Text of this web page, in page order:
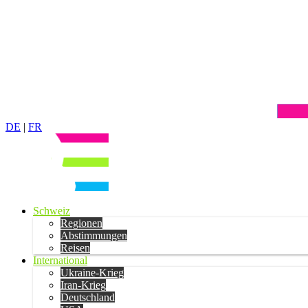
DE | FR
Schweiz
Regionen
Abstimmungen
Reisen
International
Ukraine-Krieg
Iran-Krieg
Deutschland